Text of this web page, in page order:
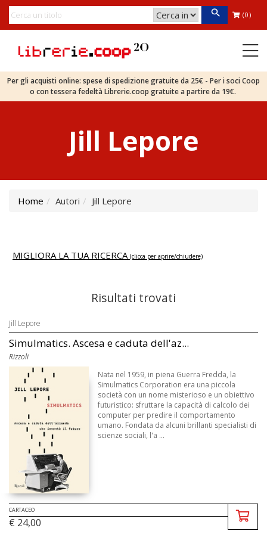
(0)
Per gli acquisti online: spese di spedizione gratuite da 25€ - Per i soci Coop
o con tessera fedeltà Librerie.coop gratuite a partire da 19€.
Jill Lepore
Home Autori Jill Lepore
MIGLIORA LA TUA RICERCA (clicca per aprire/chiudere)
Risultati trovati
Jill Lepore
Simulmatics. Ascesa e caduta dell'az...
Rizzoli
Nata nel 1959, in piena Guerra Fredda, la
Simulmatics Corporation era una piccola
società con un nome misterioso e un obiettivo
futuristico: sfruttare la capacità di calcolo dei
computer per predire il comportamento
umano. Fondata da alcuni brillanti specialisti di
scienze sociali, l'a ...
CARTACEO
€ 24,00